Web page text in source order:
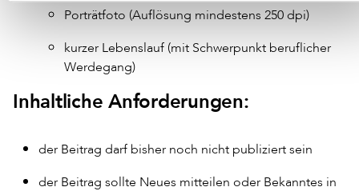
Porträtfoto (Auflösung mindestens 250 dpi)
kurzer Lebenslauf (mit Schwerpunkt beruflicher
Werdegang)
Inhaltliche Anforderungen:
der Beitrag darf bisher noch nicht publiziert sein
der Beitrag sollte Neues mitteilen oder Bekanntes in